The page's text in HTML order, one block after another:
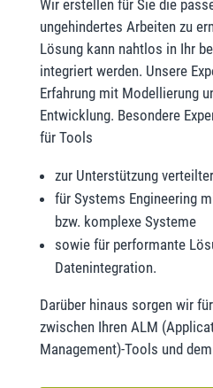
Wir erstellen für Sie die
ungehindertes Arbeiten zu
Lösung kann nahtlos in Ihr
integriert werden. Unsere
Erfahrung mit Modellierung
Entwicklung. Besondere
für Tools
zur Unterstützung
für Systems Engineering
bzw. komplexe Systeme
sowie für performante
Datenintegration.
Darüber hinaus sorgen wir
zwischen Ihren ALM
Management)-Tools und